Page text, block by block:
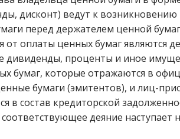
дисконт) ведут к возникновению
перед держателем ценной
от оплаты ценных бумаг являются
дивиденды, проценты и иное
бумаг, которые отражаются в
бумаги (эмитентов), и лиц-
в состав кредиторской
деяние